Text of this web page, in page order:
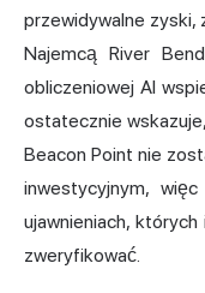
przewidywalne zyski,
Najemcą River
obliczeniowej AI
ostatecznie
Beacon Point nie
inwestycyjnym,
ujawnieniach,
zweryfikować.